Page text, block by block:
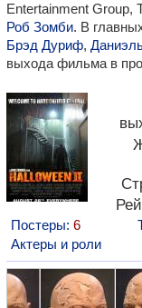
Entertainment Group,
Роб Зомби. В
Брэд Дуриф,
выхода фильма в
Постеры: 6
Актеры и роли